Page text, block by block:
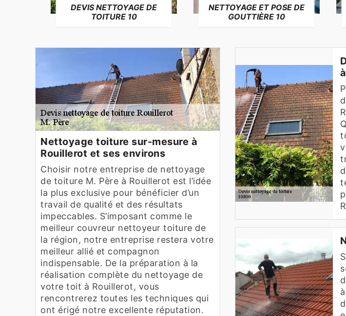
DEVIS NETTOYAGE DE
TOITURE 10
NETTOYAGE ET POSE DE
GOUTTIÈRE 10
Nettoyage toiture sur-mesure à
Rouillerot et ses environs
Choisir notre entreprise de nettoyage
de toiture M. Père à Rouillerot est l’idée
la plus exclusive pour bénéficier d’un
travail de qualité et des résultats
impeccables. S’imposant comme le
meilleur couvreur nettoyeur toiture de
la région, notre entreprise restera votre
meilleur allié et compagnon
indispensable. De la préparation à la
réalisation complète du nettoyage de
votre toit à Rouillerot, vous
rencontrerez toutes les techniques qui
ont érigé notre excellente réputation.